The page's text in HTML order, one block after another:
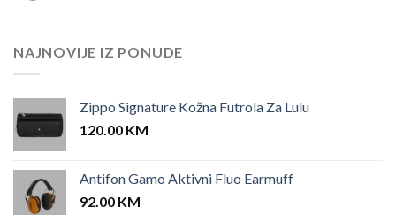
25.00 KM.
NAJNOVIJE IZ PONUDE
Zippo Signature Kožna Futrola Za Lulu
120.00 KM
Antifon Gamo Aktivni Fluo Earmuff
92.00 KM